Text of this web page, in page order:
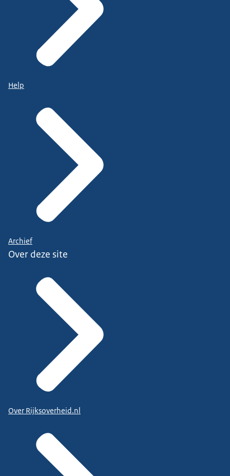
Help
Archief
Over deze site
Over Rijksoverheid.nl